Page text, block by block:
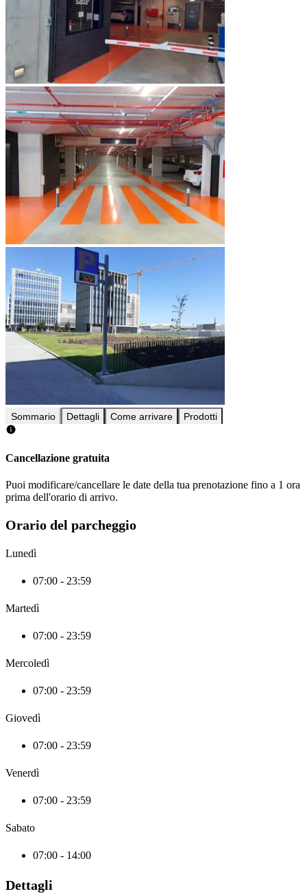
Sommario Dettagli Come arrivare Prodotti
Cancellazione gratuita
Puoi modificare/cancellare le date della tua prenotazione fino a 1 ora
prima dell'orario di arrivo.
Orario del parcheggio
Lunedì
07:00 - 23:59
Martedì
07:00 - 23:59
Mercoledì
07:00 - 23:59
Giovedì
07:00 - 23:59
Venerdì
07:00 - 23:59
Sabato
07:00 - 14:00
Dettagli